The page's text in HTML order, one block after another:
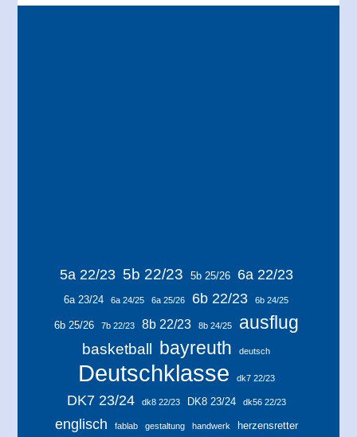
5a 22/23 5b 22/23 5b 25/26 6a 22/23
6a 23/24 6a 24/25 6a 25/26 6b 22/23 6b 24/25
6b 25/26 7b 22/23 8b 22/23 8b 24/25 ausflug
basketball bayreuth deutsch
Deutschklasse dk7 22/23
DK7 23/24 dk8 22/23 DK8 23/24 dk56 22/23
englisch fablab gestaltung handwerk herzensretter